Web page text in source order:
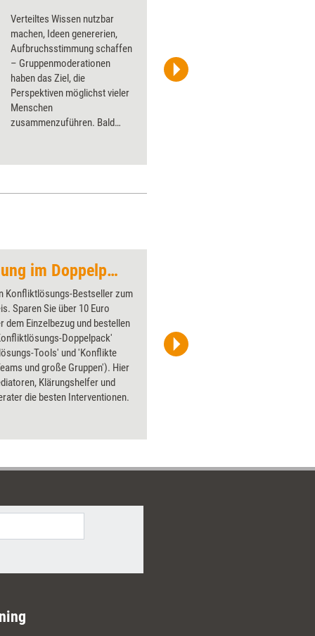
Verteiltes Wissen nutzbar
machen, Ideen genererien,
Aufbruchs­stimmung schaffen
– Gruppenmoderationen
haben das Ziel, die
Perspektiven möglichst vieler
Menschen
zusammenzuführen. Bald
das der Berliner Berater
hat. In Training aktuell stellt er
frischer wind
Angebot: Konfliktlösung im Doppelpack
Konfliktlösungs-Bestseller zum
Sparen Sie über 10 Euro
dem Einzelbezug und bestellen
Doppelpack'
Tools' und 'Konflikte
und große Gruppen'). Hier
Klärungshelfer und
die besten Interventionen.